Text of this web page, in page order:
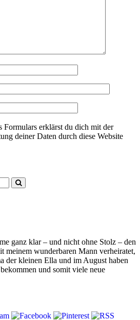
Formulars erklärst du dich mit der
deiner Daten durch diese Website
ganz klar – und nicht ohne Stolz – den
meinem wunderbaren Mann verheiratet,
der kleinen Ella und im August haben
und somit viele neue